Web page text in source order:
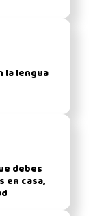
la lengua
debes
en casa,